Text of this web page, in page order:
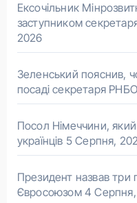
Ексочільник
заступником
2026
Зеленський пояснив,
посаді секретаря РНБО
Посол Німеччини,
українців 5 Серпня,
Президент назвав три
Євросоюзом 4